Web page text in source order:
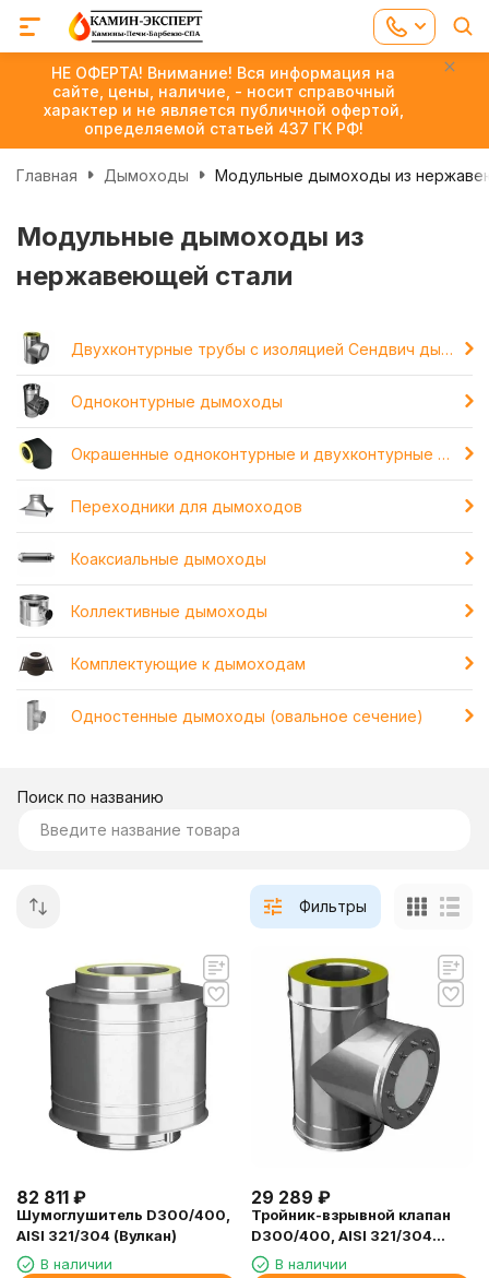
НЕ ОФЕРТА! Внимание! Вся информация на
сайте, цены, наличие, - носит справочный
характер и не является публичной офертой,
определяемой статьей 437 ГК РФ!
Главная Дымоходы Модульные дымоходы из
Модульные дымоходы из
нержавеющей стали
Двухконтурные трубы с изоляцией Сендвич дымоходы
Одноконтурные дымоходы
Окрашенные одноконтурные и двухконтурные дымоходы
Переходники для дымоходов
Коаксиальные дымоходы
Коллективные дымоходы
Комплектующие к дымоходам
Одностенные дымоходы (овальное сечение)
Поиск по названию
Фильтры
82 811 ₽
Шумоглушитель D300/400,
AISI 321/304 (Вулкан)
В наличии
29 289 ₽
Тройник-взрывной клапан
D300/400, AISI 321/304
(Вулкан)
В наличии